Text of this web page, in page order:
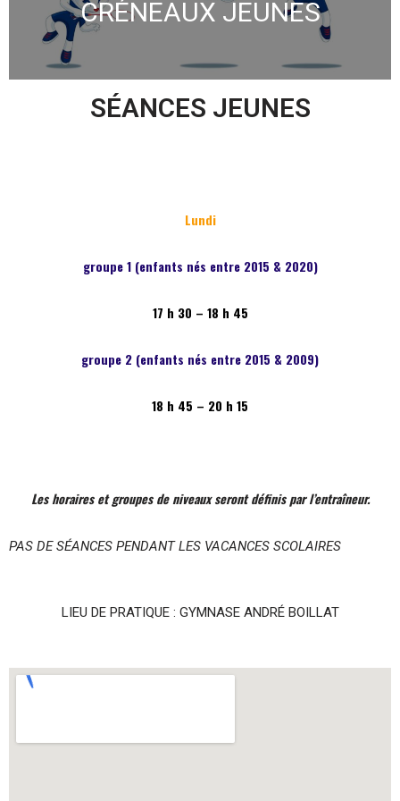
CRÉNEAUX JEUNES
SÉANCES JEUNES
Lundi
groupe 1 (enfants nés entre 2015 & 2020)
17 h 30 – 18 h 45
groupe 2 (enfants nés entre 2015 & 2009)
18 h 45 – 20 h 15
Les horaires et groupes de niveaux seront définis par l’entraîneur.
PAS DE SÉANCES PENDANT LES VACANCES SCOLAIRES
LIEU DE PRATIQUE : GYMNASE ANDRÉ BOILLAT